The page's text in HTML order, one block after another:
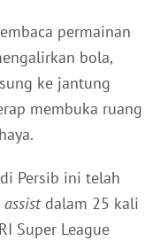
permainan
bola,
ke jantung
membuka ruang
Persib ini telah
assistdalam 25 kali
Super League